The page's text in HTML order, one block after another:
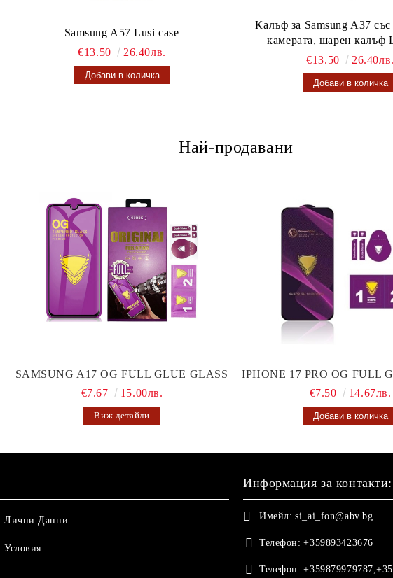
Samsung A57 Lusi case
€13.50
26.40лв.
Калъф за Samsung A37
камерата, шарен калъф
€13.50
26.40лв.
Най-продавани
SAMSUNG A17 OG FULL GLUE GLASS
€7.67
15.00лв.
Виж детайли
IPHONE 17 PRO OG FULL
€7.50
14.67лв.
Лични Данни
Условия
Информация за контакти:
Имейл: si_ai_fon@abv.bg
Телефон: +359893423676
Телефон: